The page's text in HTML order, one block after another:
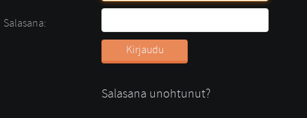
Salasana:
Salasana unohtunut?